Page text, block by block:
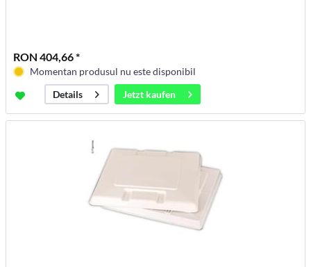
RON 404,66 *
Momentan produsul nu este disponibil
Details
Jetzt kaufen